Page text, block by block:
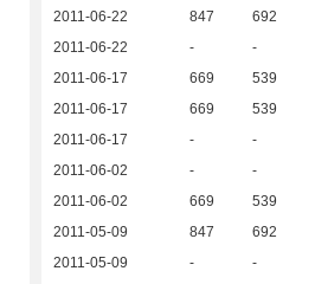
2011-06-22
847 692
2011-06-22
- -
2011-06-17
669 539
2011-06-17
669 539
2011-06-17
- -
2011-06-02
- -
2011-06-02
669 539
2011-05-09
847 692
2011-05-09
- -